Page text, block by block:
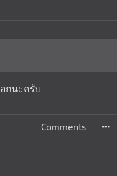
กนะครับ
Comments